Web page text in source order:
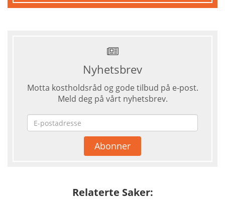
Nyhetsbrev
Motta kostholdsråd og gode tilbud på e-post.
Meld deg på vårt nyhetsbrev.
Relaterte Saker: